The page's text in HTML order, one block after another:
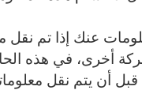
عنك إذا تم نقل
أخرى، في هذه
قبل أن يتم نقل